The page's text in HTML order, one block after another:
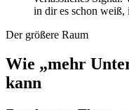
in dir es schon weiß,
Der größere Raum
Wie „mehr
kann